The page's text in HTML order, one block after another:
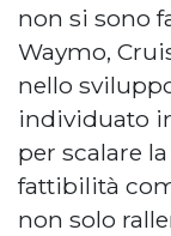
non si sono
Waymo,
nello
individuato
per scalare
fattibilità
non solo